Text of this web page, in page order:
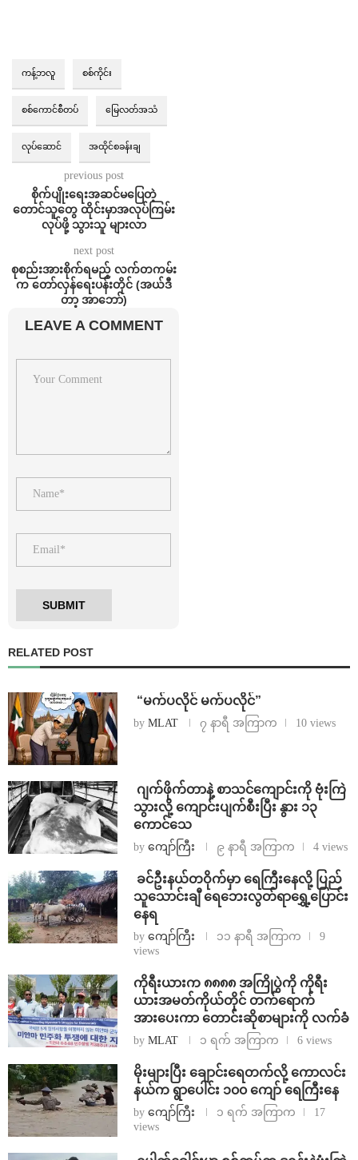
ကန့်ဘလူ စစ်ကိုင်း
စစ်ကောင်စီတပ် မြေလတ်အသံ
လုပ်ဆောင် အထိုင်စခန်းချ
previous post
စိုက်ပျိုးရေးအဆင်မပြေတဲ့
တောင်သူတွေ ထိုင်းမှာအလုပ်ကြမ်း
လုပ်ဖို့ သွားသူ များလာ
next post
စုစည်းအားစိုက်ရမည့် လက်တကမ်း
က တော်လှန်ရေးပန်းတိုင် (အယ်ဒီ
တာ့ အာဘော်)
LEAVE A COMMENT
RELATED POST
⁨ ⁨“မက်ပလိုင် မက်ပလိုင်”
by MLAT ၇ နာရီ အကြာက 10 views
⁨⁩ ⁨ဂျက်ဖိုက်တာနဲ့ စာသင်ကျောင်းကို ဗုံးကြဲ
သွားလို့ ကျောင်းပျက်စီးပြီး နွား ၁၃
ကောင်သေ
by ကျော်ကြီး ၉ နာရီ အကြာက 4 views
⁩ ⁨ခင်ဦးနယ်တဝိုက်မှာ ရေကြီးနေလို့ ပြည်
သူသောင်းချီ ရေဘေးလွတ်ရာရွှေ့ပြောင်း
နေရ
by ကျော်ကြီး ၁၁ နာရီ အကြာက
9
views
ကိုရီးယားက ၈၈၈၈ အကြိုပွဲကို ကိုရီး
ယားအမတ်ကိုယ်တိုင် တက်ရောက်
အားပေးကာ တောင်းဆိုစာများကို လက်ခံ
by MLAT ၁ ရက် အကြာက 6 views
⁨မိုးများပြီး ချောင်းရေတက်လို့ ကောလင်း
နယ်က ရွာပေါင်း ၁၀၀ ကျော် ရေကြီးနေ
by ကျော်ကြီး ၁ ရက် အကြာက
17
views